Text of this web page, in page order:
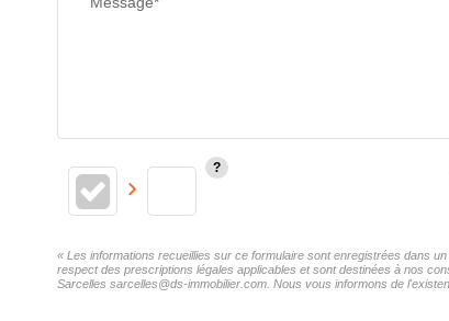
« Les informations recueillies sur ce formulaire sont enregistrées dans
respect des prescriptions légales applicables et sont destinées à nos
Sarcelles sarcelles@ds-immobilier.com. Nous vous informons de